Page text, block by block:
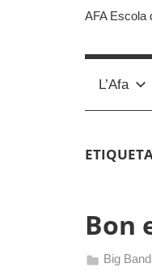
Afa
de
la
AFA Escola
L’Afa
Bon
Big